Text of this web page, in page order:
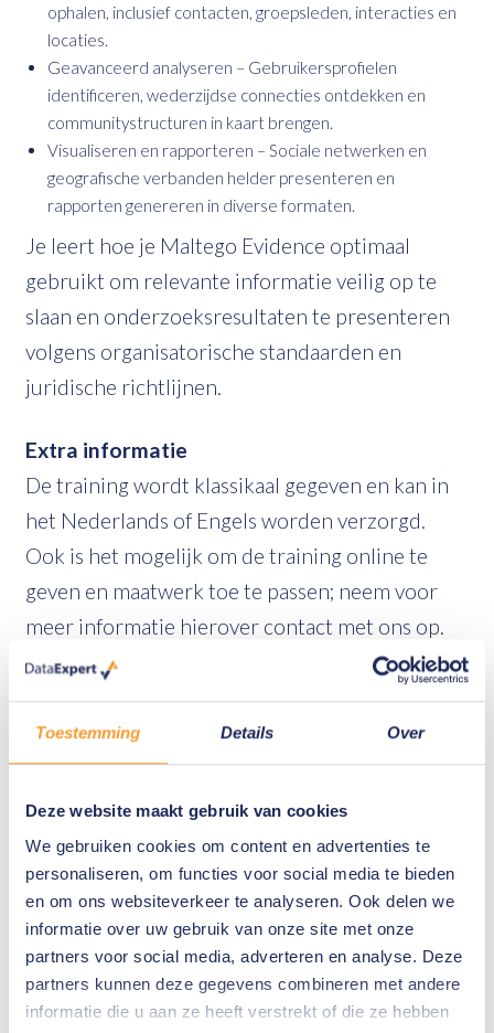
Toestemming Details Over
Deze website maakt gebruik van cookies
We gebruiken cookies om content en advertenties te
personaliseren, om functies voor social media te bieden
en om ons websiteverkeer te analyseren. Ook delen we
informatie over uw gebruik van onze site met onze
partners voor social media, adverteren en analyse. Deze
partners kunnen deze gegevens combineren met andere
informatie die u aan ze heeft verstrekt of die ze hebben
ophalen, inclusief contacten, groepsleden, interacties en
locaties.
Geavanceerd analyseren – Gebruikersprofielen
identificeren, wederzijdse connecties ontdekken en
communitystructuren in kaart brengen.
Visualiseren en rapporteren – Sociale netwerken en
geografische verbanden helder presenteren en
rapporten genereren in diverse formaten.
Je leert hoe je Maltego Evidence optimaal
gebruikt om relevante informatie veilig op te
slaan en onderzoeksresultaten te presenteren
volgens organisatorische standaarden en
juridische richtlijnen.
Extra informatie
De training wordt klassikaal gegeven en kan in
het Nederlands of Engels worden verzorgd.
Ook is het mogelijk om de training online te
geven en maatwerk toe te passen; neem voor
meer informatie hierover contact met ons op.
Trainingsvorm
Klassikaal
Vraag beschikbare data op
Duur
Locatie
DataExpert - Veenendaal of op locatie
Prijs